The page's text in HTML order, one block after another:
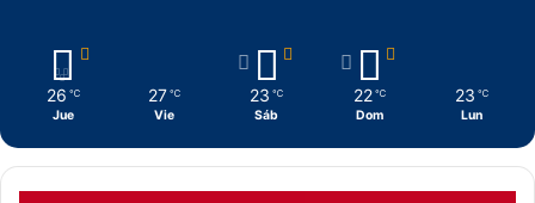
26 ℃
Jue
27 ℃
Vie
23 ℃
Sáb
22 ℃
Dom
23 ℃
Lun